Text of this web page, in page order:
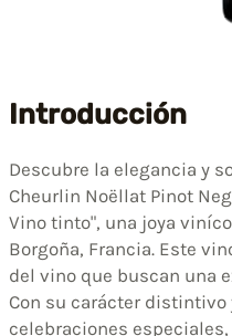
Introducción
Descubre la elegancia y
Cheurlin Noëllat Pinot
Vino tinto", una joya
Borgoña, Francia. Este
del vino que buscan una
Con su carácter
celebraciones